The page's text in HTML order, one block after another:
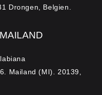
Drongen, Belgien.
Mailand (MI). 20139,